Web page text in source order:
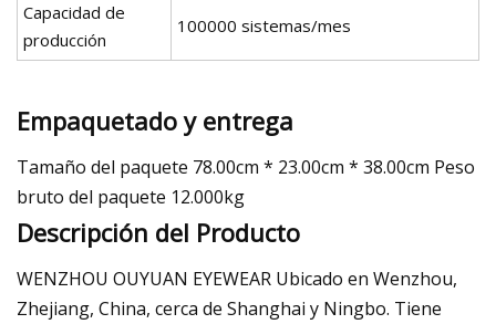
Capacidad de
producción
100000 sistemas/mes
Empaquetado y entrega
Tamaño del paquete 78.00cm * 23.00cm * 38.00cm Peso
bruto del paquete 12.000kg
Descripción del Producto
WENZHOU OUYUAN EYEWEAR Ubicado en Wenzhou,
Zhejiang, China, cerca de Shanghai y Ningbo. Tiene